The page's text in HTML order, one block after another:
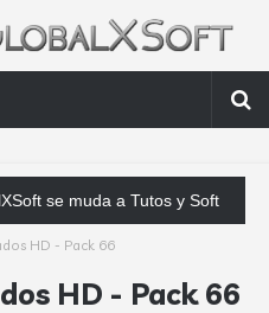
se muda a Tutos y Soft
HD - Pack 66
HD - Pack 66